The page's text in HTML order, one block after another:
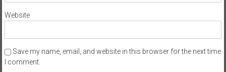
Website
Save my name, email, and website in this browser for the next time
I comment.